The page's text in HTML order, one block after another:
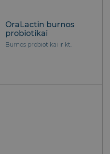
OraLactin burnos
probiotikai
Burnos probiotikai ir kt.